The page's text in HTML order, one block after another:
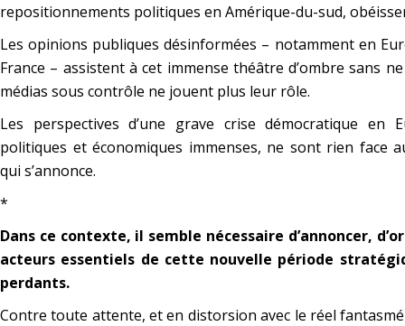
repositionnements politiques en Amérique-du-sud,
Les opinions publiques désinformées – notamment en
France – assistent à cet immense théâtre d’ombre sans
médias sous contrôle ne jouent plus leur rôle.
Les perspectives d’une grave crise démocratique en
politiques et économiques immenses, ne sont rien face
qui s’annonce.
*
Dans ce contexte, il semble nécessaire d’annoncer,
acteurs essentiels de cette nouvelle période
perdants.
Contre toute attente, et en distorsion avec le réel